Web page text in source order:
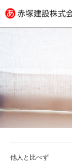
他人と比べず